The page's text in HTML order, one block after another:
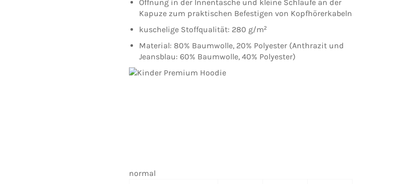
Öffnung in der Innentasche und kleine Schlaufe an der
Kapuze zum praktischen Befestigen von Kopfhörerkabeln
kuschelige Stoffqualität: 280 g/m²
Material: 80% Baumwolle, 20% Polyester (Anthrazit und
Jeansblau: 60% Baumwolle, 40% Polyester)
normal